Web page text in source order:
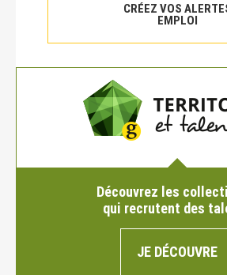
CRÉEZ VOS
EMPLOI
Découvrez les
qui recrutent des
JE DÉCOUVRE